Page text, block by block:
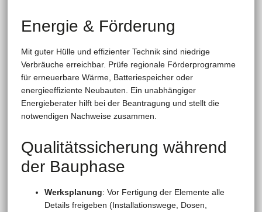
Energie & Förderung
Mit guter Hülle und effizienter Technik sind niedrige
Verbräuche erreichbar. Prüfe regionale Förderprogramme
für erneuerbare Wärme, Batteriespeicher oder
energieeffiziente Neubauten. Ein unabhängiger
Energieberater hilft bei der Beantragung und stellt die
notwendigen Nachweise zusammen.
Qualitätssicherung während
der Bauphase
Werksplanung: Vor Fertigung der Elemente alle
Details freigeben (Installationswege, Dosen,